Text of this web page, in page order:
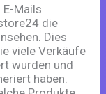
Mails
die
Dies
viele Verkäufe
wurden und
haben.